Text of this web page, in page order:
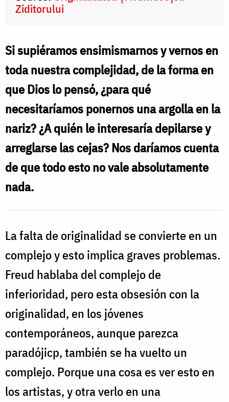
Ziditorului
Si supiéramos ensimismarnos y vernos en
toda nuestra complejidad, de la forma en
que Dios lo pensó, ¿para qué
necesitaríamos ponernos una argolla en la
nariz? ¿A quién le interesaría depilarse y
arreglarse las cejas? Nos daríamos cuenta
de que todo esto no vale absolutamente
nada.
La falta de originalidad se convierte en un
complejo y esto implica graves problemas.
Freud hablaba del complejo de
inferioridad, pero esta obsesión con la
originalidad, en los jóvenes
contemporáneos, aunque parezca
paradójicp, también se ha vuelto un
complejo. Porque una cosa es ver esto en
los artistas, y otra verlo en una